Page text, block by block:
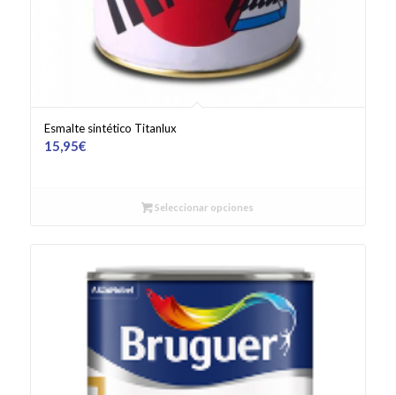
Esmalte sintético Titanlux
15,95€
Seleccionar opciones